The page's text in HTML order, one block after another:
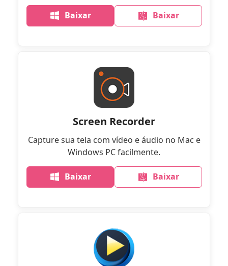
Baixar Baixar
Screen Recorder
Capture sua tela com vídeo e áudio no Mac e
Windows PC facilmente.
Baixar Baixar